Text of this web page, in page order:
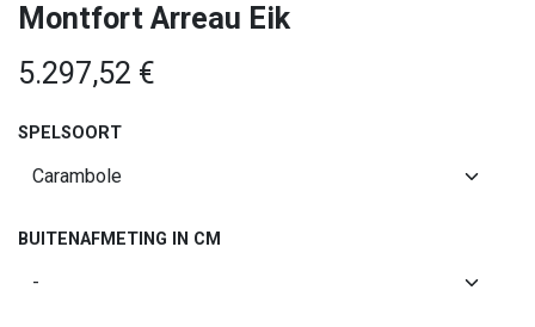
Montfort Arreau Eik
5.297,52 €
SPELSOORT
BUITENAFMETING IN CM